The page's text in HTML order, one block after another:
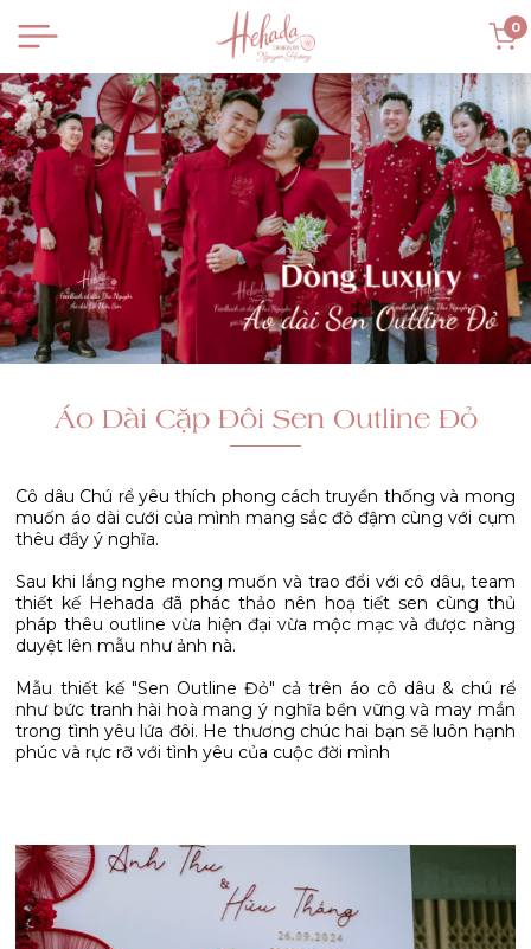
0
Áo Dài Cặp Đôi Sen Outline Đỏ
Cô dâu Chú rể yêu thích phong cách truyền thống và mong
muốn áo dài cưới của mình mang sắc đỏ đậm cùng với cụm
thêu đầy ý nghĩa.
Sau khi lắng nghe mong muốn và trao đổi với cô dâu, team
thiết kế Hehada đã phác thảo nên hoạ tiết sen cùng thủ
pháp thêu outline vừa hiện đại vừa mộc mạc và được nàng
duyệt lên mẫu như ảnh nà.
Mẫu thiết kế "Sen Outline Đỏ" cả trên áo cô dâu & chú rể
như bức tranh hài hoà mang ý nghĩa bền vững và may mắn
trong tình yêu lứa đôi. He thương chúc hai bạn sẽ luôn hạnh